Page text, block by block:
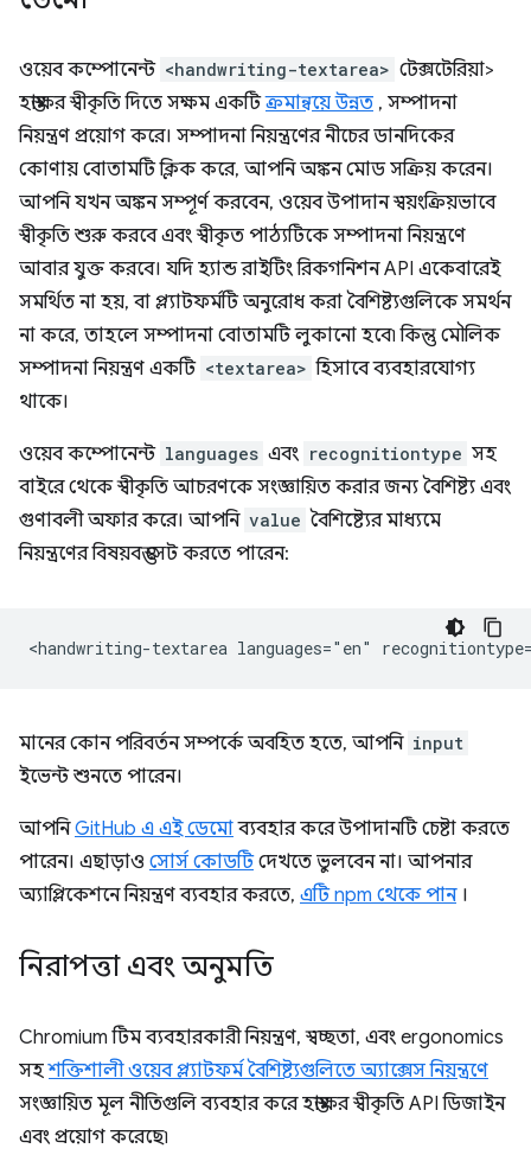
ওয়েব কম্পোনেন্ট <handwriting-textarea> টেক্সটেরিয়া>
হস্তাক্ষর স্বীকৃতি দিতে সক্ষম একটিক্রমান্বয়ে উন্নত , সম্পাদনা
নিয়ন্ত্রণ প্রয়োগ করে। সম্পাদনা নিয়ন্ত্রণের নীচের ডানদিকের
কোণায় বোতামটি ক্লিক করে, আপনি অঙ্কন মোড সক্রিয় করেন।
আপনি যখন অঙ্কন সম্পূর্ণ করবেন, ওয়েব উপাদান স্বয়ংক্রিয়ভাবে
স্বীকৃতি শুরু করবে এবং স্বীকৃত পাঠ্যটিকে সম্পাদনা নিয়ন্ত্রণে
আবার যুক্ত করবে। যদি হ্যান্ড রাইটিং রিকগনিশন API একেবারেই
সমর্থিত না হয়, বা প্ল্যাটফর্মটি অনুরোধ করা বৈশিষ্ট্যগুলিকে সমর্থন
না করে, তাহলে সম্পাদনা বোতামটি লুকানো হবে৷ কিন্তু মৌলিক
সম্পাদনা নিয়ন্ত্রণ একটি <textarea> হিসাবে ব্যবহারযোগ্য
থাকে।
ওয়েব কম্পোনেন্ট languages এবং recognitiontype সহ
বাইরে থেকে স্বীকৃতি আচরণকে সংজ্ঞায়িত করার জন্য বৈশিষ্ট্য এবং
গুণাবলী অফার করে। আপনি value বৈশিষ্ট্যের মাধ্যমে
নিয়ন্ত্রণের বিষয়বস্তু সেট করতে পারেন:
মানের কোন পরিবর্তন সম্পর্কে অবহিত হতে, আপনি input
ইভেন্ট শুনতে পারেন।
আপনিGitHub এ এই ডেমোব্যবহার করে উপাদানটি চেষ্টা করতে
পারেন। এছাড়াও সোর্স কোডটিদেখতে ভুলবেন না। আপনার
অ্যাপ্লিকেশনে নিয়ন্ত্রণ ব্যবহার করতে, এটি npm থেকে পান।
নিরাপত্তা এবং অনুমতি
Chromium টিম ব্যবহারকারী নিয়ন্ত্রণ, স্বচ্ছতা, এবং ergonomics
সহশক্তিশালী ওয়েব প্ল্যাটফর্ম বৈশিষ্ট্যগুলিতে অ্যাক্সেস নিয়ন্ত্রণে
সংজ্ঞায়িত মূল নীতিগুলি ব্যবহার করে হস্তাক্ষর স্বীকৃতি API ডিজাইন
এবং প্রয়োগ করেছে৷